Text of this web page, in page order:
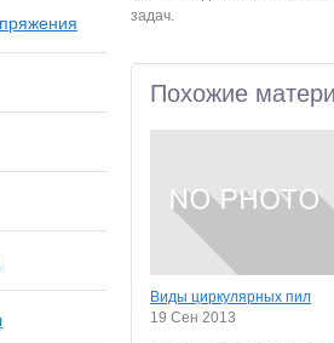
задач.
Похожие
Виды циркулярных пил
19 Сен 2013